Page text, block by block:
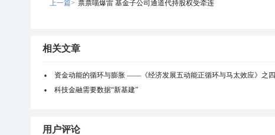
上一篇> 票票喵爆雷 基金子公司通道代持股权受牵连
相关文章
资金动能的循环与膨胀 ——《经济发展五动能正循环与马太效应》之四
科技金融需要数据“新基建”
用户评论